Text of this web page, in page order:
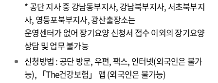
* 공단 지사 중 강남동부지사, 강남북부지사, 서초북부지
사, 영등포북부지사, 광산출장소는
운영센터가 없어 장기요양 신청서 접수 이외의 장기요양
상담 및 업무 불가능
신청방법 : 공단 방문, 우편, 팩스, 인터넷(외국인은 불가
능), 「The건강보험」 앱 (외국인은 불가능)